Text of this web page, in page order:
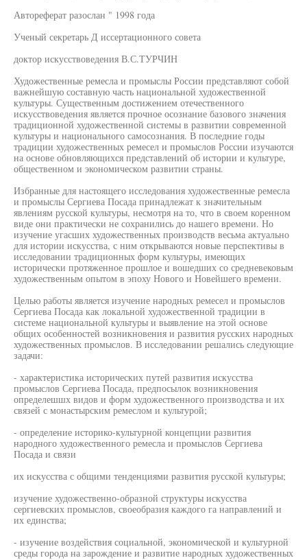
Автореферат разослан " 1998 года
Ученый секретарь Д иссертационного совета
доктор искусствоведения В.С.ТУРЧИН
Художественные ремесла и промыслы России представляют собой
важнейшую составную часть национальной художественной
культуры. Существенным достижением отечественного
искусствоведения является прочное осознание базового значения
традиционной художественной системы в развитии современной
культуры и национального самосознания. В последние годы
традиции художественных ремесел и промыслов России изучаются
на основе обновляющихся представлений об истории и культуре,
общественном и экономическом развитии страны.
Избранные для настоящего исследования художественные ремесла
и промыслы Сергиева Посада принадлежат к значительным
явлениям русской культуры, несмотря на то, что в своем коренном
виде они практически не сохранились до нашего времени. Но
изучение угасших художественных производств весьма актуально
для истории искусства, с ним открываются новые перспективы в
исследовании традиционных форм культуры, имеющих
исторически протяженное прошлое и вошедших со средневековым
художественным опытом в эпоху Нового и Новейшего времени.
Целью работы является изучение народных ремесел и промыслов
Сергиева Посада как локальной художественной традиции в
системе национальной культуры и выявление на этой основе
общих особенностей возникновения и развития русских народных
художественных промыслов. В исследовании решались следующие
задачи:
- характеристика исторических путей развития искусства
промыслов Сергиева Посада, предпосылок возникновения
определешшх видов и форм художественного производства и их
связей с монастырским ремеслом и культурой;
- определение историко-культурной концепции развития
народного художественного ремесла и промыслов Сергиева
Посада и связи
их искусства с общими тенденциями развития русской культуры;
изучение художественно-образной структуры искусства
сергиевских промыслов, своеобразия каждого га направлений и
их единства;
- изучение воздействия социальной, экономической и культурной
среды города на зарождение и развитие народных художественных